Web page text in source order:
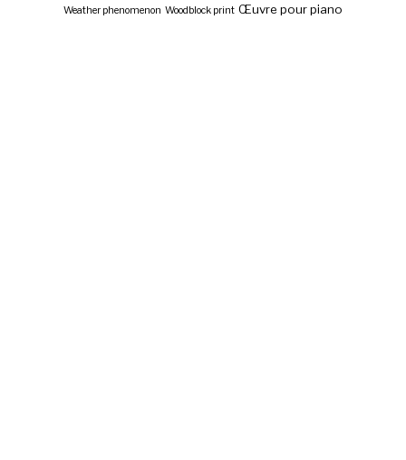
Weather phenomenon Woodblock print Œuvre pour piano